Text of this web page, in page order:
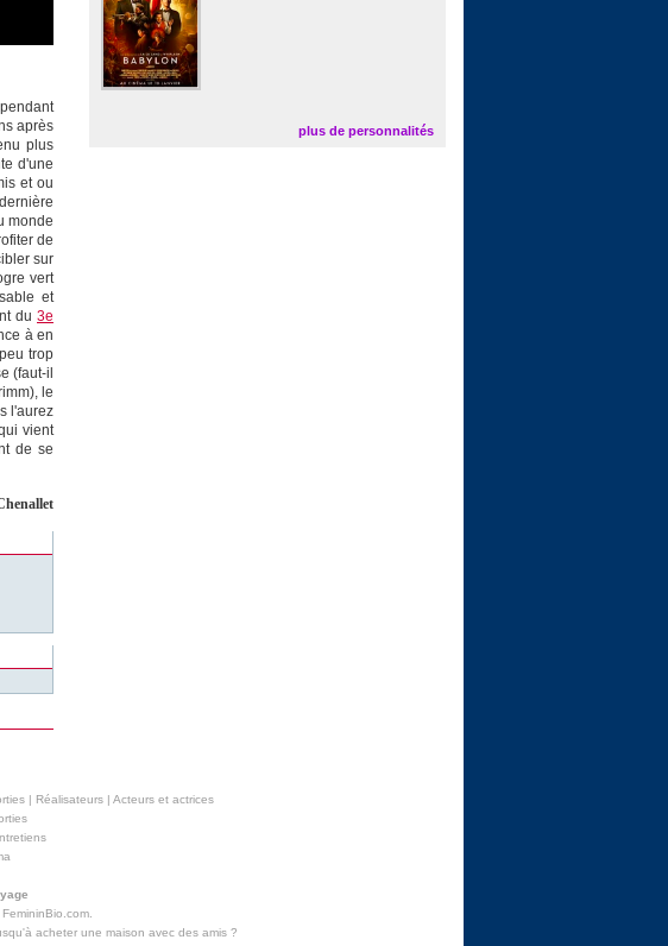
après
plus
d'une
et ou
monde
de
sur
vert
et
du 3e
à en
trop
(faut-il
le
l'aurez
vient
de se
plus de personnalités
| Réalisateurs| Acteurs et actrices
acheter une maison avec des amis?